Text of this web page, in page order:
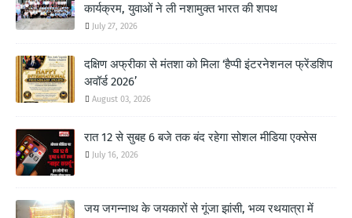
कार्यक्रम, युवाओं ने ली नशामुक्त भारत की शपथ
July 27, 2026
दक्षिण अफ्रीका से मंतशा को मिला ‘हैप्पी इंटरनेशनल फ्रेंडशिप
अवॉर्ड 2026’
August 03, 2026
रात 12 से सुबह 6 बजे तक बंद रहेगा सोशल मीडिया एक्सेस
July 16, 2026
जय जगन्नाथ के जयकारों से गूंजा झांसी, भव्य रथयात्रा में